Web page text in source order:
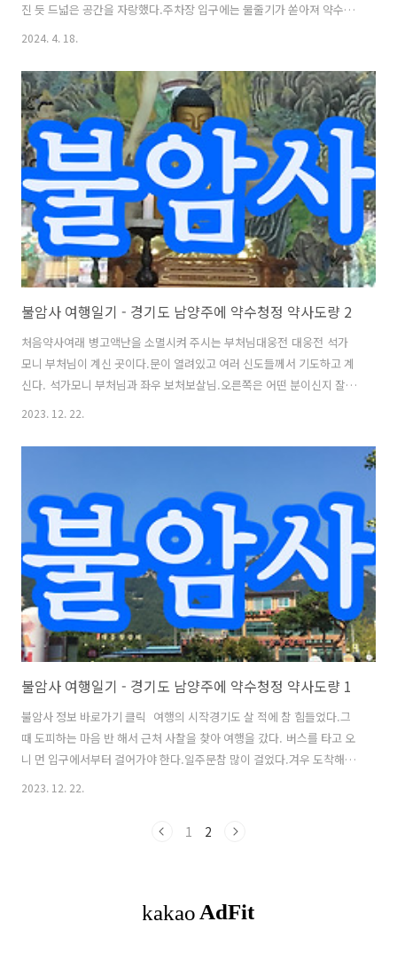
진 듯 드넓은 공간을 자랑했다.주차장 입구에는 물줄기가 쏟아져 약수를
먹고 떠 가기에 부족함이 없고 산뜻한 바람은 더위를 날려준다.이날도 역
사람 등 여럿이 보였다. 처음 도착하고 화장실이 있어서 반갑다. 먼 길 여
행하며 도착하면 휴게소를 들리지 못한 여행객들이 있을 텐데 화장실의
유무는 여행의 질을 높이는 중요한 건물이다.입구한글로 보기 좋게 쓰였
다. 한자보다 한글이 좋다. 커다란 용 두 마리가 입구를 지킨다.용이 있는
자리여서인지 아니면 자리가 그런지는 몰라도 이 근처는 좀 습한 느낌이
든다. ..
2024. 4. 18.
불암사 여행일기 - 경기도 남양주에 약수청정 약사도량 2
처음약사여래 병고액난을 소멸시켜 주시는 부처님대웅전 대웅전 석가
모니 부처님이 계신 곳이다.문이 열려있고 여러 신도들께서 기도하고 계
신다. 석가모니 부처님과 좌우 보처보살님.오른쪽은 어떤 분이신지 잘
모르겠다.왼쪽에 지장보살님이 계신다. 화엄성중화엄성중, 신중탱화한
형이 아닌 사각인 것이 특징이다. 지장전지장전이 따로 있다.대웅전에도
을 빌어본다. 삼성각이지만 각각 별도의 현판을 달았다.칠성각 산신각은
친근한 현판이다.그러나 신통전은 우리가 알던 독성각과는 다른 이름이
다.칠성신, 칠원성군, 사부칠성칠성님이다.칠성각에는 칠성님 한분만 모
시는 것이 일반적인데, 이곳은 좌우에 보살..
2023. 12. 22.
불암사 여행일기 - 경기도 남양주에 약수청정 약사도량 1
불암사 정보 바로가기 클릭 여행의 시작경기도 살 적에 참 힘들었다.그
때 도피하는 마음 반 해서 근처 사찰을 찾아 여행을 갔다. 버스를 타고 오
니 먼 입구에서부터 걸어가야 한다.일주문참 많이 걸었다.겨우 도착해서
일주문을 마주한다. 천보산 불암산의 다른 이름이 천보산인 건가? 아니
매우 발전된 도시임에도 산길 숲 속에 지어진 사찰에 다가갈수록 시골화
화상풍요로움이 느껴진다. 귀여운 아기부처님이다.불암사는 꽃이 참 많
2023. 12. 22.
1 2